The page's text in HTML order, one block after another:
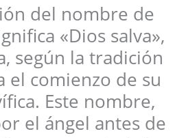
del nombre de
«Dios salva»,
según la tradición
el comienzo de su
Este nombre,
el ángel antes de